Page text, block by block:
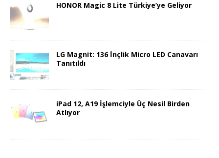
HONOR Magic 8 Lite Türkiye’ye Geliyor
LG Magnit: 136 İnçlik Micro LED Canavarı
Tanıtıldı
iPad 12, A19 İşlemciyle Üç Nesil Birden
Atlıyor